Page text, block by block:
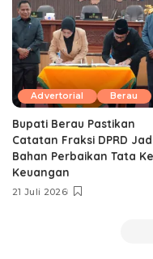
Advertorial Berau
Bupati Berau Pastikan
Catatan Fraksi DPRD
Bahan Perbaikan Tata
Keuangan
21 Juli 2026